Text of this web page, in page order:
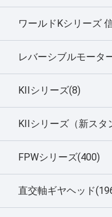
ワールドKシリーズ
レバーシブルモータ
KIIシリーズ(8)
KIIシリーズ（新スタ
FPWシリーズ(400)
直交軸ギヤヘッド